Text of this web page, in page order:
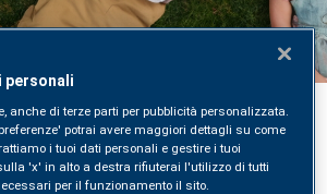
online
e ricevi i risultati direttamente
ACQUISTA
personali
anche di terze parti per pubblicità personalizzata.
potrai avere maggiori dettagli su come
i tuoi dati personali e gestire i tuoi
'x' in alto a destra rifiuterai l'utilizzo di tutti
per il funzionamento il sito.